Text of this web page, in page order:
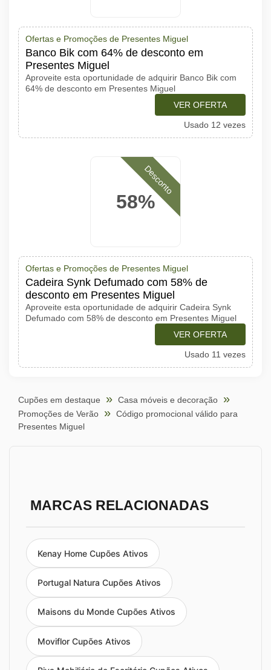
Ofertas e Promoções de Presentes Miguel
Banco Bik com 64% de desconto em
Presentes Miguel
Aproveite esta oportunidade de adquirir Banco Bik com
64% de desconto em Presentes Miguel
VER OFERTA
Usado 12 vezes
58%
Desconto
Ofertas e Promoções de Presentes Miguel
Cadeira Synk Defumado com 58% de
desconto em Presentes Miguel
Aproveite esta oportunidade de adquirir Cadeira Synk
Defumado com 58% de desconto em Presentes Miguel
VER OFERTA
Usado 11 vezes
Cupões em destaque
Casa móveis e decoração
Promoções de Verão
Código promocional válido para
Presentes Miguel
MARCAS RELACIONADAS
Kenay Home Cupões Ativos
Portugal Natura Cupões Ativos
Maisons du Monde Cupões Ativos
Moviflor Cupões Ativos